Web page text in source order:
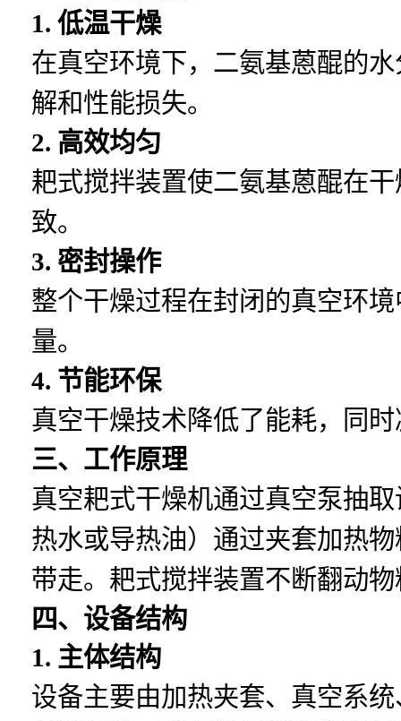
1. 低温干燥
在真空环境下，二氨基蒽醌的
解和性能损失。
2. 高效均匀
耙式搅拌装置使二氨基蒽醌在
致。
3. 密封操作
整个干燥过程在封闭的真空环
量。
4. 节能环保
真空干燥技术降低了能耗，同
三、工作原理
真空耙式干燥机通过真空泵抽
热水或导热油）通过夹套加热
带走。耙式搅拌装置不断翻动
四、设备结构
1. 主体结构
设备主要由加热夹套、真空系